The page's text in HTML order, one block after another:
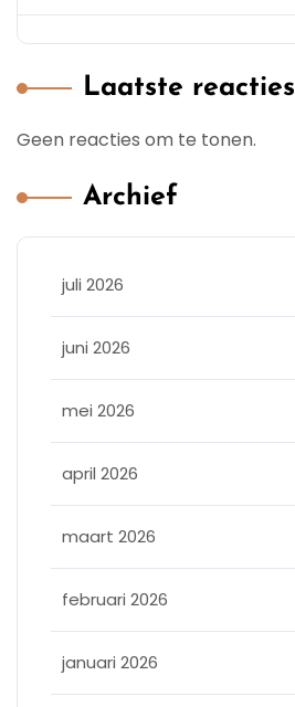
Laatste reacties
Geen reacties om te tonen.
Archief
juli 2026
juni 2026
mei 2026
april 2026
maart 2026
februari 2026
januari 2026